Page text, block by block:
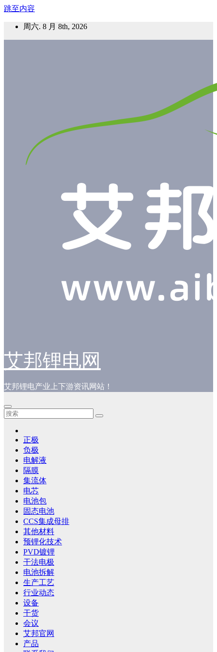
跳至内容
周六. 8 月 8th, 2026
艾邦锂电网
艾邦锂电产业上下游资讯网站！
正极
负极
电解液
隔膜
集流体
电芯
电池包
固态电池
CCS集成母排
其他材料
预锂化技术
PVD镀锂
干法电极
电池拆解
生产工艺
行业动态
设备
干货
会议
艾邦官网
产品